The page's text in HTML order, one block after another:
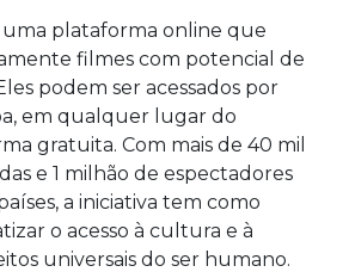
uma plataforma online que
filmes com potencial de
podem ser acessados por
em qualquer lugar do
gratuita. Com mais de 40 mil
e 1 milhão de espectadores
a iniciativa tem como
o acesso à cultura e à
universais do ser humano.